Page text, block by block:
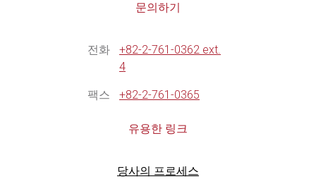
문의하기
전화
+82-2-761-0362 ext.
4
팩스 +82-2-761-0365
유용한 링크
당사의 프로세스